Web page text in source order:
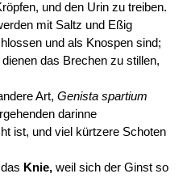
und den Urin zu treiben.
mit Saltz und Eßig
und als Knospen sind;
das Brechen zu stillen,
Art, Genista spartium
darinne
ist, und viel kürtzere Schoten
das Knie,weil sich der Ginst so